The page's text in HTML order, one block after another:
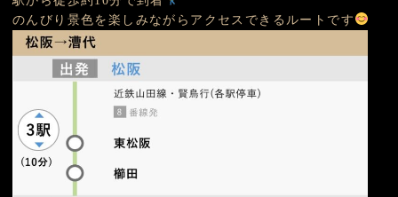
のんびり景色を楽しみながらアクセスできるルートです